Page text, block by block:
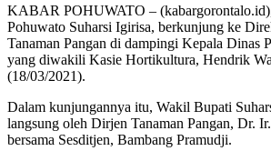
KABAR POHUWATO –
Pohuwato Suharsi Igirisa, berkunjung ke
Tanaman Pangan di dampingi Kepala Dinas
yang diwakili Kasie Hortikultura, Hendrik
(18/03/2021).
Dalam kunjungannya itu, Wakil Bupati
langsung oleh Dirjen Tanaman Pangan, Dr.
bersama Sesditjen, Bambang Pramudji.